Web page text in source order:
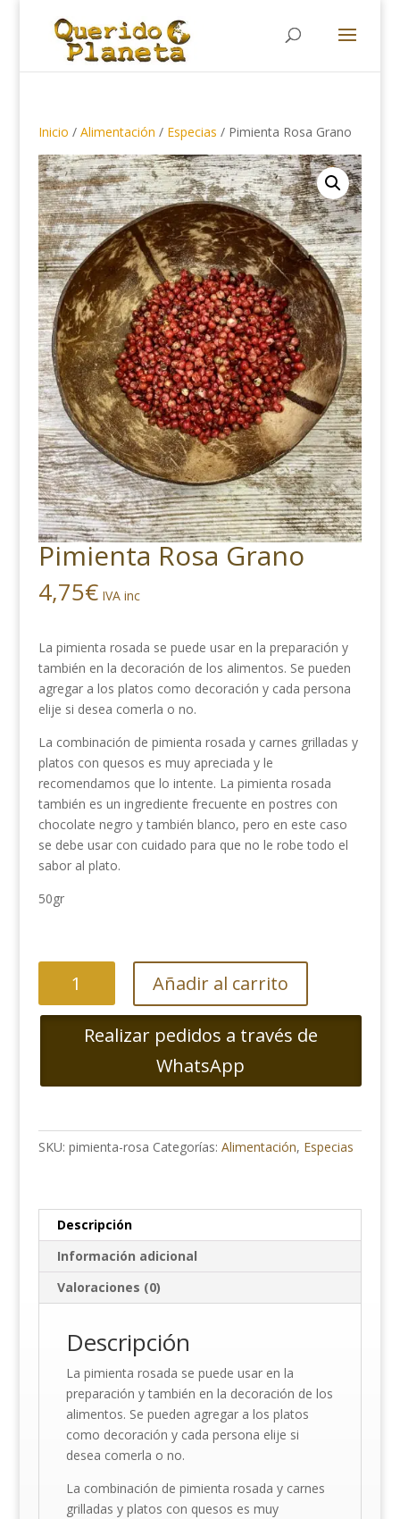
de
productos
Inicio / Alimentación / Especias / Pimienta Rosa Grano
Pimienta Rosa Grano
4,75€ IVA inc
La pimienta rosada se puede usar en la preparación y
también en la decoración de los alimentos. Se pueden
agregar a los platos como decoración y cada persona
elije si desea comerla o no.
La combinación de pimienta rosada y carnes grilladas y
platos con quesos es muy apreciada y le
recomendamos que lo intente. La pimienta rosada
también es un ingrediente frecuente en postres con
chocolate negro y también blanco, pero en este caso
se debe usar con cuidado para que no le robe todo el
sabor al plato.
50gr
Grano
cantidad
Añadir al carrito
Realizar pedidos a través de
WhatsApp
SKU: pimienta-rosa Categorías: Alimentación, Especias
Descripción
Información adicional
Valoraciones (0)
Descripción
La pimienta rosada se puede usar en la
preparación y también en la decoración de los
alimentos. Se pueden agregar a los platos
como decoración y cada persona elije si
desea comerla o no.
La combinación de pimienta rosada y carnes
grilladas y platos con quesos es muy